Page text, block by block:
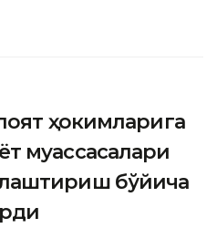
ҳокимларига
муассасалари
бўйича